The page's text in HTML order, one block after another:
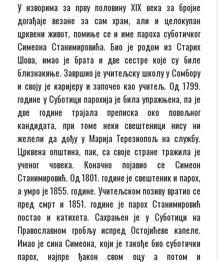
У изворима за прву половину XIX века за бројне
догађаје везане за сам храм, али и целокупан
црквени живот, помиње се и име пароха суботичког
Симеона Станимировића. Био је родом из Старих
Шова, имао је брата и две сестре које су биле
близнакиње. Завршио је учитељску школу у Сомбору
и своју је каријеру и започео као учитељ. Од 1799.
године у Суботици парохија је била упражњена, па је
две године трајала преписка око повољног
кандидата, при томе неки свештеници нису ни
желели да дођу у Марија Терезиопољ на службу.
Црквена општина, пак, са своје стране тражила је
ученог човека. Коначно појавио се Симеон
Станимировић. Од 1801. године је свештеник и парох,
а умро је 1855. године. Учитељском позиву вратио се
пред смрт и 1851. године је парох Станимировић
постао и катихета. Сахрањен је у Суботици на
Православном гробљу испред Остојићеве капеле.
Имао је сина Симеона, који је такође био суботички
парох, најпре ђакон свом оцу а потом и